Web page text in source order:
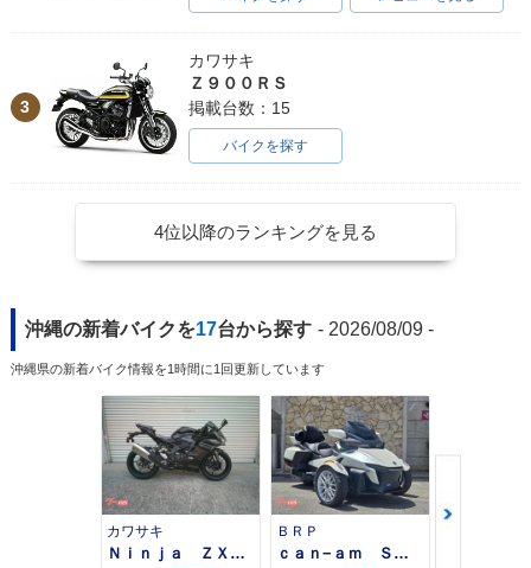
3
カワサキ
Ｚ９００ＲＳ
掲載台数：15
バイクを探す
4位以降のランキングを見る
沖縄の新着バイクを17台から探す - 2026/08/09 -
沖縄県の新着バイク情報を1時間に1回更新しています
カワサキ
Ｎｉｎｊａ ＺＸ−４Ｒ ＳＥ
ＢＲＰ
ｃａｎ−ａｍ ＳＰＹＤＥＲ ＲＴ ＬＩＭＩＴＥＤ